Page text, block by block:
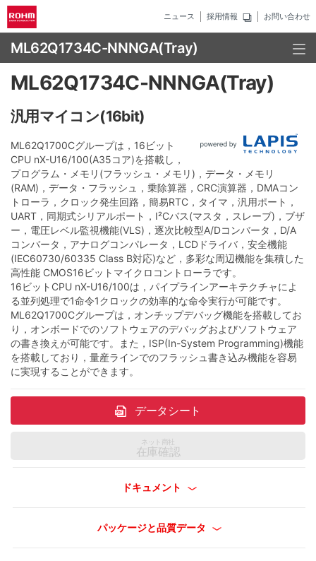
ニュース 採用情報 お問い合わせ
ML62Q1734C-NNNGA(Tray)
ML62Q1734C-NNNGA(Tray)
汎用マイコン(16bit)
ML62Q1700Cグループは，16ビット
CPU nX-U16/100(A35コア)を搭載し，
プログラム・メモリ(フラッシュ・メモリ)，データ・メモリ
(RAM)，データ・フラッシュ，乗除算器，CRC演算器，DMAコン
トローラ，クロック発生回路，簡易RTC，タイマ，汎用ポート，
UART，同期式シリアルポート，I²Cバス(マスタ，スレーブ)，ブザ
ー，電圧レベル監視機能(VLS)，逐次比較型A/Dコンバータ，D/A
コンバータ，アナログコンパレータ，LCDドライバ，安全機能
(IEC60730/60335 Class B対応)など，多彩な周辺機能を集積した
高性能 CMOS16ビットマイクロコントローラです。
16ビットCPU nX-U16/100は，パイプラインアーキテクチャによ
る並列処理で1命令1クロックの効率的な命令実行が可能です。
ML62Q1700Cグループは，オンチップデバッグ機能を搭載してお
り，オンボードでのソフトウェアのデバッグおよびソフトウェア
の書き換えが可能です。また，ISP(In-System Programming)機能
を搭載しており，量産ラインでのフラッシュ書き込み機能を容易
に実現することができます。
データシート
ネット商社
在庫確認
ドキュメント
パッケージと品質データ